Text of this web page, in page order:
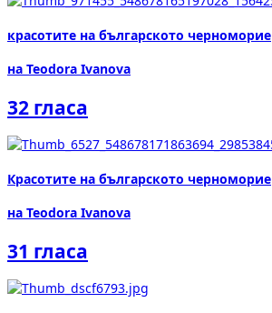
красотите на българското черноморие
на Teodora Ivanova
32 гласа
Красотите на българското черноморие
на Teodora Ivanova
31 гласа